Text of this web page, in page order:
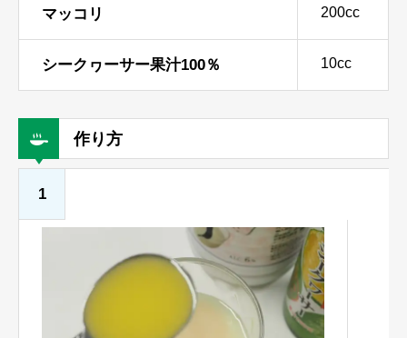
マッコリ 200cc
シークヮーサー果汁100％ 10cc
作り方
1